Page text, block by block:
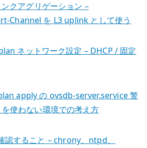
クアグリゲーション –
Channel を L3 uplink として使う
ネットワーク設定 – DHCP / 固定
apply の ovsdb-server.service 警
使わない環境での考え方
認すること – chrony、ntpd、